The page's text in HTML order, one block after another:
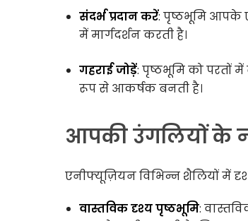
संदर्भ प्रदान करें: पृष्ठभूमि आपके
में मार्गदर्शन करती है।
गहराई जोड़ें: पृष्ठभूमि को परतों
रूप से आकर्षक बनती है।
आपकी उंगलियों के
एनीफ्यूज़ियन विभिन्न शैलियों में
वास्तविक दृश्य पृष्ठभूमि: